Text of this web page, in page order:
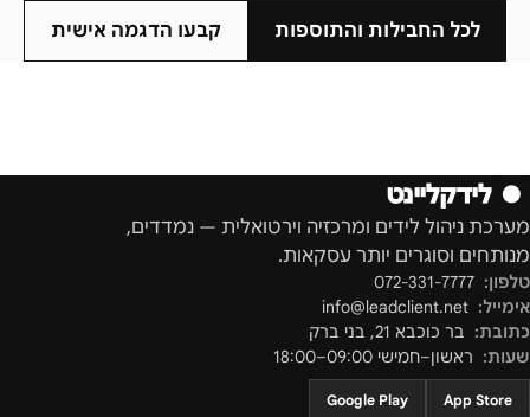
לכל החבילות והתוספות קבעו הדגמה אישית
● לידקליינט
מערכת ניהול לידים ומרכזיה וירטואלית — נמדדים,
מנותחים וסוגרים יותר עסקאות.
טלפון: 072-331-7777
אימייל: info@leadclient.net
כתובת: בר כוכבא 21 , בני ברק
שעות: ראשון–חמישי 09:00–18:00
App Store
Google Play